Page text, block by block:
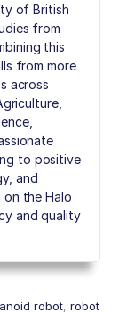
of British
from
this
from more
across
to positive
and
the Halo
and quality
robot, robot